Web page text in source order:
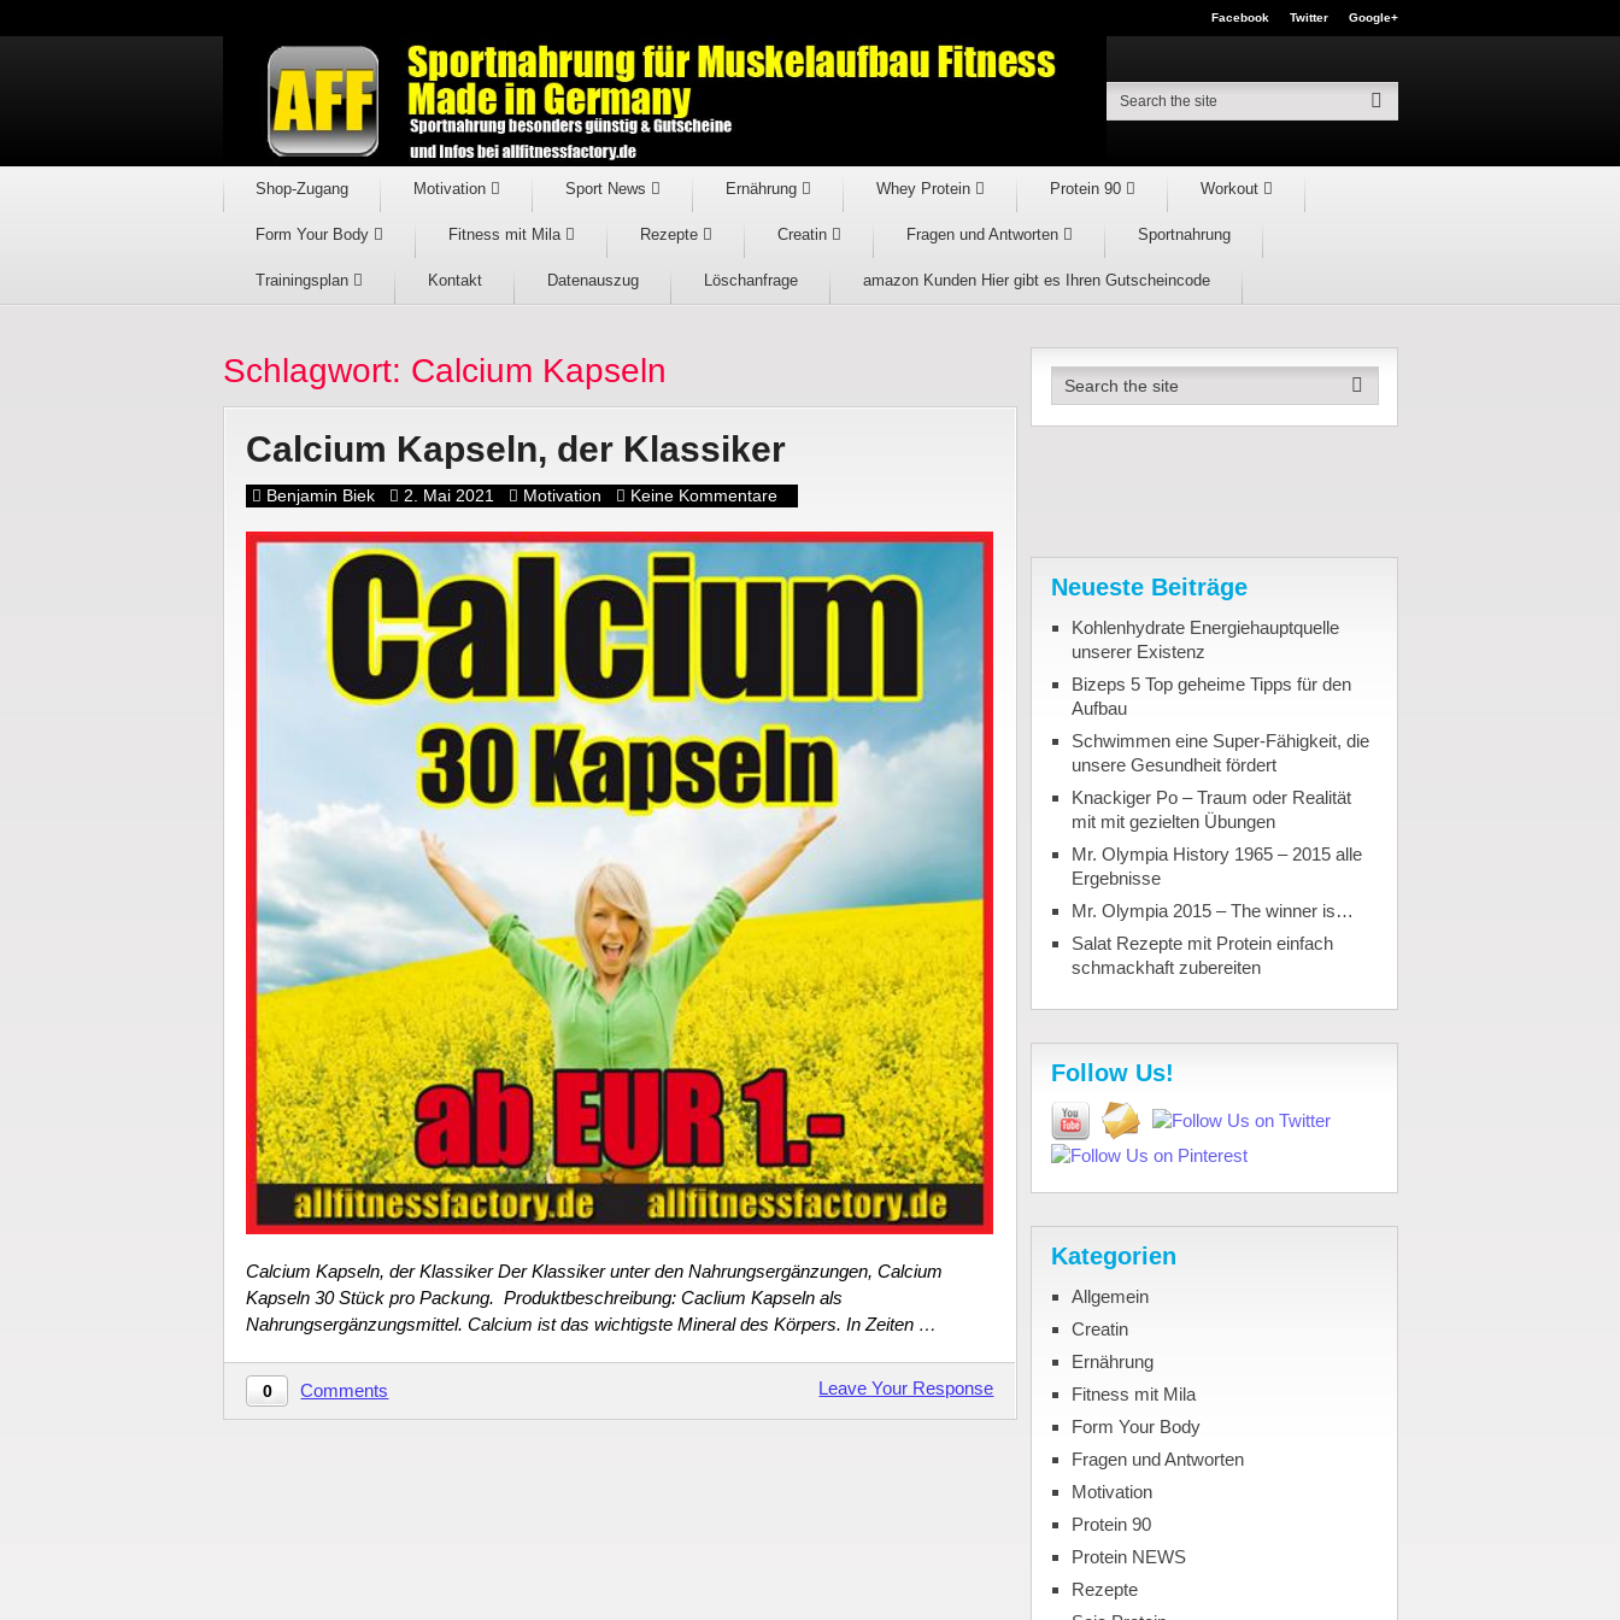
Facebook Twitter Google+
Shop-Zugang Motivation Sport News Ernährung Whey Protein Protein 90 Workout
Form Your Body Fitness mit Mila Rezepte Creatin Fragen und Antworten Sportnahrung
Trainingsplan Kontakt Datenauszug Löschanfrage amazon Kunden Hier gibt es Ihren Gutscheincode
Schlagwort: Calcium Kapseln
Calcium Kapseln, der Klassiker
Benjamin Biek 2. Mai 2021 Motivation Keine Kommentare
Calcium Kapseln, der Klassiker Der Klassiker unter den Nahrungsergänzungen, Calcium
Kapseln 30 Stück pro Packung. Produktbeschreibung: Caclium Kapseln als
Nahrungsergänzungsmittel. Calcium ist das wichtigste Mineral des Körpers. In Zeiten …
0 Comments Leave Your Response
Neueste Beiträge
Kohlenhydrate Energiehauptquelle
unserer Existenz
Bizeps 5 Top geheime Tipps für den
Aufbau
Schwimmen eine Super-Fähigkeit, die
unsere Gesundheit fördert
Knackiger Po – Traum oder Realität
mit mit gezielten Übungen
Mr. Olympia History 1965 – 2015 alle
Ergebnisse
Mr. Olympia 2015 – The winner is…
Salat Rezepte mit Protein einfach
schmackhaft zubereiten
Follow Us!
Kategorien
Allgemein
Creatin
Ernährung
Fitness mit Mila
Form Your Body
Fragen und Antworten
Motivation
Protein 90
Protein NEWS
Rezepte